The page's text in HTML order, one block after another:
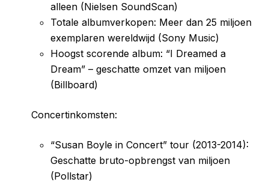
alleen (Nielsen SoundScan)
Totale albumverkopen: Meer dan 25 miljoen
exemplaren wereldwijd (Sony Music)
Hoogst scorende album: “I Dreamed a
Dream” – geschatte omzet van miljoen
(Billboard)
Concertinkomsten:
“Susan Boyle in Concert” tour (2013-2014):
Geschatte bruto-opbrengst van miljoen
(Pollstar)